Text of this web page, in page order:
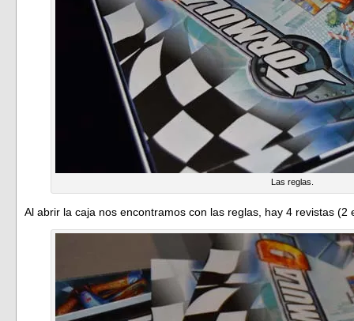
Las reglas.
Al abrir la caja nos encontramos con las reglas, hay 4 revistas (2